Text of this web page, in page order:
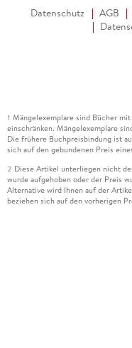
Datenschutz AGB
1 Mängelexemplare sind Bücher
einschränken. Mängelexemplare
Die frühere Buchpreisbindung ist
sich auf den gebundenen Preis
2 Diese Artikel unterliegen nicht
wurde aufgehoben oder der Preis
Alternative wird Ihnen auf der
beziehen sich auf den vorherigen